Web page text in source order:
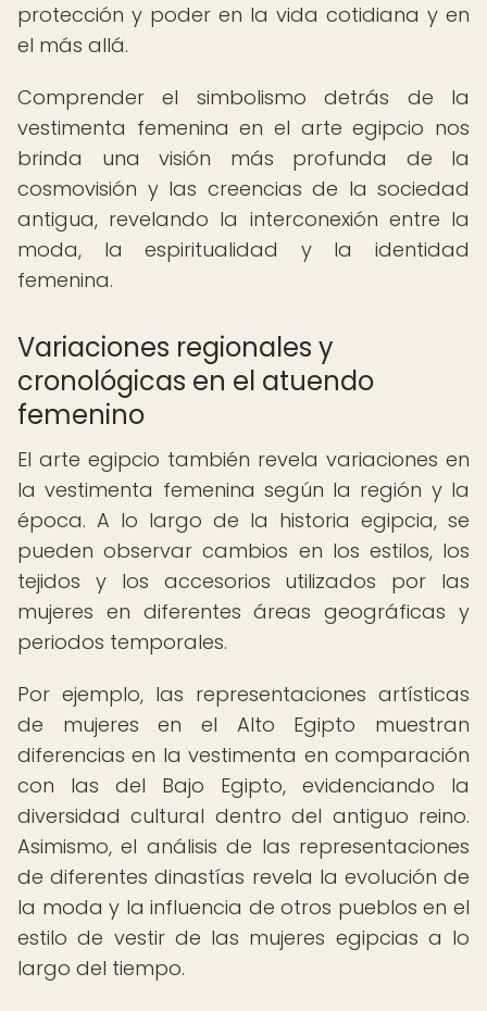
protección y poder en la vida cotidiana y en
el más allá.
Comprender el simbolismo detrás de la
vestimenta femenina en el arte egipcio nos
brinda una visión más profunda de la
cosmovisión y las creencias de la sociedad
antigua, revelando la interconexión entre la
moda, la espiritualidad y la identidad
femenina.
Variaciones regionales y
cronológicas en el atuendo
femenino
El arte egipcio también revela variaciones en
la vestimenta femenina según la región y la
época. A lo largo de la historia egipcia, se
pueden observar cambios en los estilos, los
tejidos y los accesorios utilizados por las
mujeres en diferentes áreas geográficas y
periodos temporales.
Por ejemplo, las representaciones artísticas
de mujeres en el Alto Egipto muestran
diferencias en la vestimenta en comparación
con las del Bajo Egipto, evidenciando la
diversidad cultural dentro del antiguo reino.
Asimismo, el análisis de las representaciones
de diferentes dinastías revela la evolución de
la moda y la influencia de otros pueblos en el
estilo de vestir de las mujeres egipcias a lo
largo del tiempo.